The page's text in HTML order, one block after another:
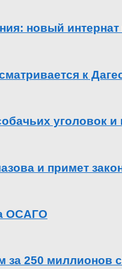
новый
к
уголовок
и примет
ОСАГО
за 250 миллионов